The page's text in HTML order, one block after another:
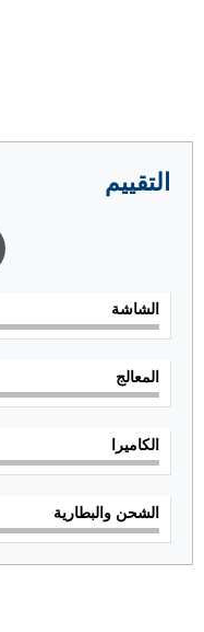
التقييم
الشاشة
المعالج
الكاميرا
الشحن والبطارية